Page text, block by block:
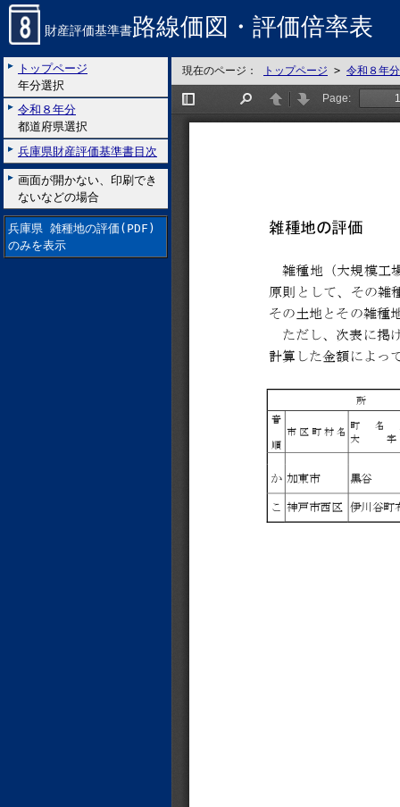
財産評価基準書路線価図・評価倍率表
トップページ
年分選択
令和８年分
都道府県選択
兵庫県財産評価基準書目次
画面が開かない、印刷でき
ないなどの場合
兵庫県 雑種地の評価(PDF)
のみを表示
現在のページ： トップページ > 令和８年分